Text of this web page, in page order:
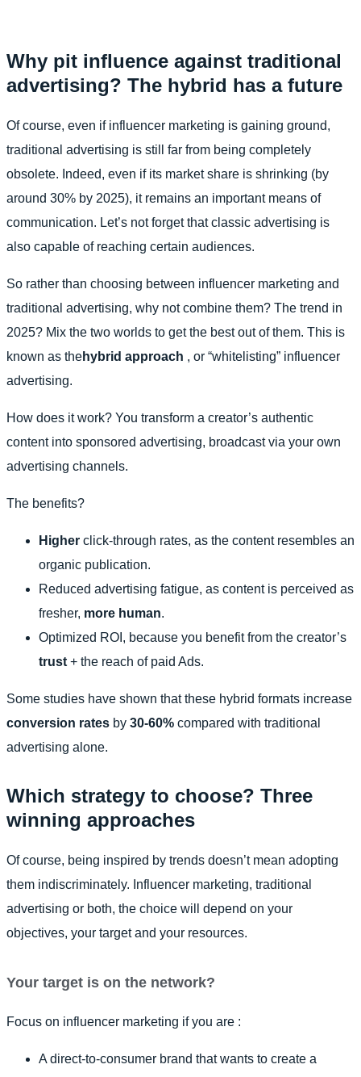
Why pit influence against traditional
advertising? The hybrid has a future
Of course, even if influencer marketing is gaining ground,
traditional advertising is still far from being completely
obsolete. Indeed, even if its market share is shrinking (by
around 30% by 2025), it remains an important means of
communication. Let’s not forget that classic advertising is
also capable of reaching certain audiences.
So rather than choosing between influencer marketing and
traditional advertising, why not combine them? The trend in
2025? Mix the two worlds to get the best out of them. This is
known as thehybrid approach , or “whitelisting” influencer
advertising.
How does it work? You transform a creator’s authentic
content into sponsored advertising, broadcast via your own
advertising channels.
The benefits?
Higher click-through rates, as the content resembles an
organic publication.
Reduced advertising fatigue, as content is perceived as
fresher, more human.
Optimized ROI, because you benefit from the creator’s
trust + the reach of paid Ads.
Some studies have shown that these hybrid formats increase
conversion rates by 30-60% compared with traditional
advertising alone.
Which strategy to choose? Three
winning approaches
Of course, being inspired by trends doesn’t mean adopting
them indiscriminately. Influencer marketing, traditional
advertising or both, the choice will depend on your
objectives, your target and your resources.
Your target is on the network?
Focus on influencer marketing if you are :
A direct-to-consumer brand that wants to create a